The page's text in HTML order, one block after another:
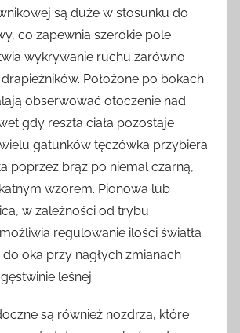
są duże w stosunku do
co zapewnia szerokie pole
wykrywanie ruchu zarówno
Położone po bokach
obserwować otoczenie nad
gdy reszta ciała pozostaje
gatunków tęczówka przybiera
poprzez brąz po niemal czarną,
wzorem. Pionowa lub
w zależności od trybu
regulowanie ilości światła
oka przy nagłych zmianach
leśnej.
są również nozdrza, które